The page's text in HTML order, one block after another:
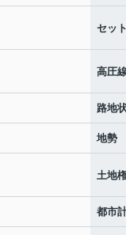
セッ
高圧
路地
地勢
土地
都市